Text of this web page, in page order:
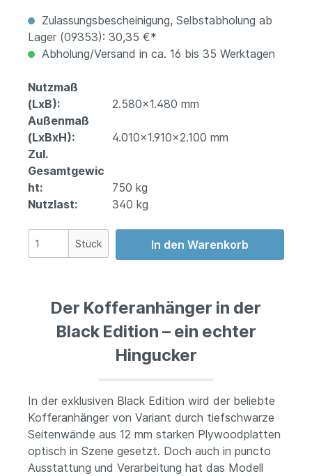
Zulassungsbescheinigung, Selbstabholung ab
Lager (09353): 30,35 €*
Abholung/Versand in ca. 16 bis 35 Werktagen
Nutzmaß
(LxB):
2.580x1.480 mm
Außenmaß
(LxBxH):
4.010x1.910x2.100 mm
Zul.
Gesamtgewic
ht:
750 kg
Nutzlast:
340 kg
Stück In den Warenkorb
Der Kofferanhänger in der
Black Edition – ein echter
Hingucker
In der exklusiven Black Edition wird der beliebte
Kofferanhänger von Variant durch tiefschwarze
Seitenwände aus 12 mm starken Plywoodplatten
optisch in Szene gesetzt. Doch auch in puncto
Ausstattung und Verarbeitung hat das Modell